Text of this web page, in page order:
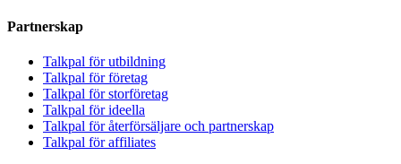
Partnerskap
Talkpal för utbildning
Talkpal för företag
Talkpal för storföretag
Talkpal för ideella
Talkpal för återförsäljare och partnerskap
Talkpal för affiliates